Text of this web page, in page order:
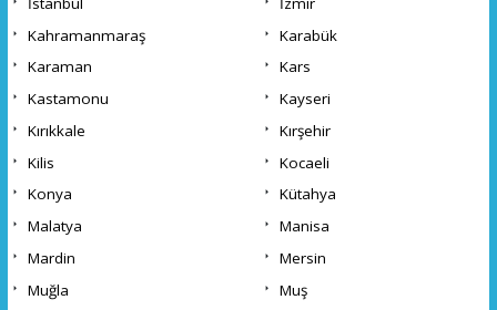
Kahramanmaraş
Karabük
Karaman
Kars
Kastamonu
Kayseri
Kırıkkale
Kırşehir
Kilis
Kocaeli
Konya
Kütahya
Malatya
Manisa
Mardin
Mersin
Muğla
Muş